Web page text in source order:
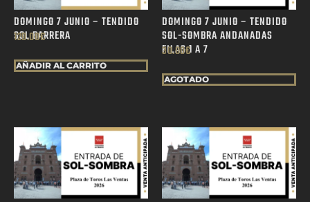
DOMINGO 7 JUNIO – TENDIDO
SOL BARRERA
120.00€
AÑADIR AL CARRITO
DOMINGO 7 JUNIO – TENDIDO
SOL-SOMBRA ANDANADAS
FILAS 1 A 7
30.00€
AGOTADO